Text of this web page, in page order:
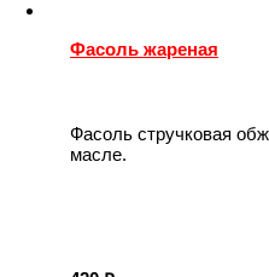
Фасоль жареная
Фасоль стручковая
масле.